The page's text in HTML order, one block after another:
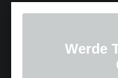
Werde